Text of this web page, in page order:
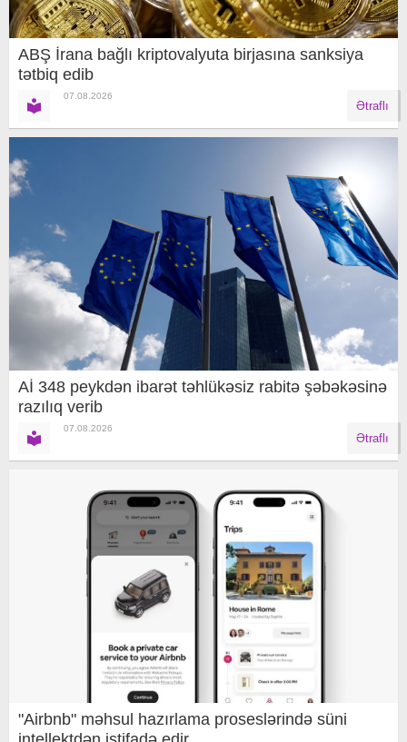
ABŞ İrana bağlı kriptovalyuta birjasına sanksiya
tətbiq edib
07.08.2026
Ətraflı
Aİ 348 peykdən ibarət təhlükəsiz rabitə şəbəkəsinə
razılıq verib
07.08.2026
Ətraflı
"Airbnb" məhsul hazırlama proseslərində süni